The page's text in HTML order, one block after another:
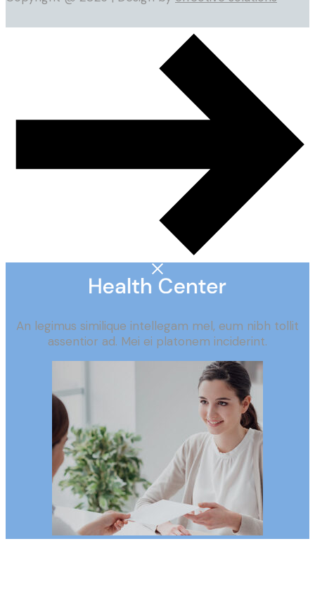
An legimus similique intellegam mel, eum nibh tollit
assentior ad. Mei ei platonem inciderint.